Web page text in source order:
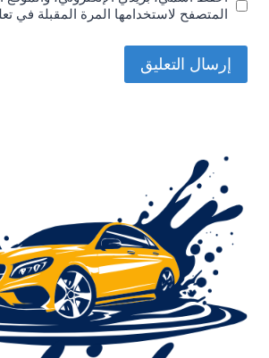
المتصفح لاستخدامها المرة المقبلة في